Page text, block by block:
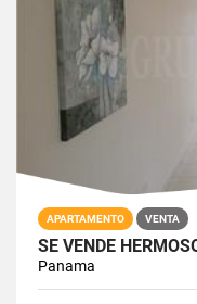
APARTAMENTO VENTA
Panama